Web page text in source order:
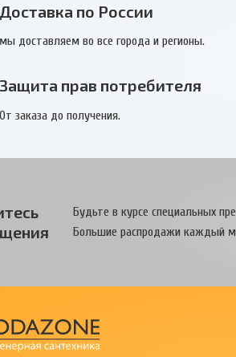
Доставка по России
мы доставляем во все города и регионы.
Защита прав потребителя
От заказа до получения.
Будьте в курсе специальных
Большие распродажи каждый